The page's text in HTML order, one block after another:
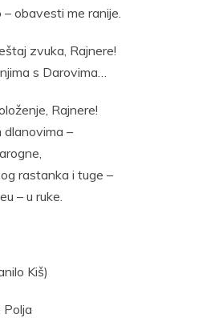
obavesti me ranije.
zvuka, Rajnere!
s Darovima…
Rajnere!
dlanovima –
rastanka i tuge –
– u ruke.
Kiš)